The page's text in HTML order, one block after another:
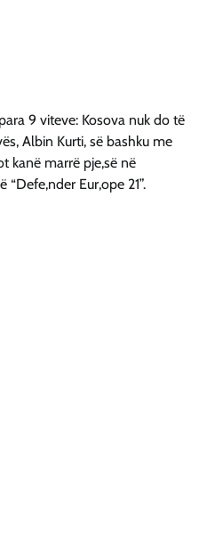
9 viteve: Kosova nuk do të
Albin Kurti, së bashku me
kanë marrë pje,së në
“Defe,nder Eur,ope 21”.